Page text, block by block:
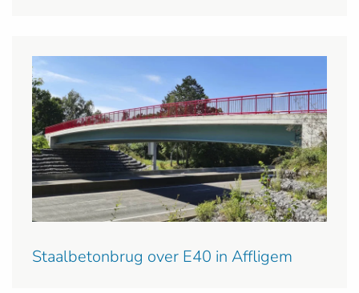
Staalbetonbrug over E40 in Affligem